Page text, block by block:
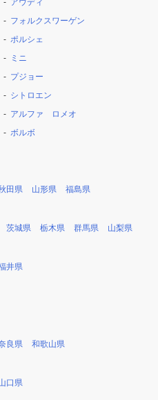
アウディ
フォルクスワーゲン
ポルシェ
ミニ
プジョー
シトロエン
アルファ ロメオ
ボルボ
田県 山形県 福島県
茨城県 栃木県 群馬県 山梨県
井県
良県 和歌山県
口県